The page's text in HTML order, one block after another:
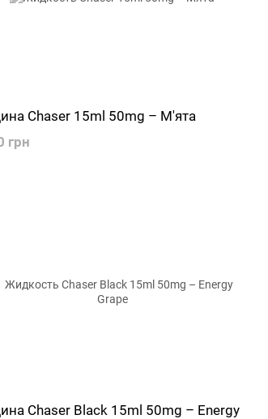
Chaser 15ml 50mg – М'ята
грн
Chaser Black 15ml 50mg – Energy